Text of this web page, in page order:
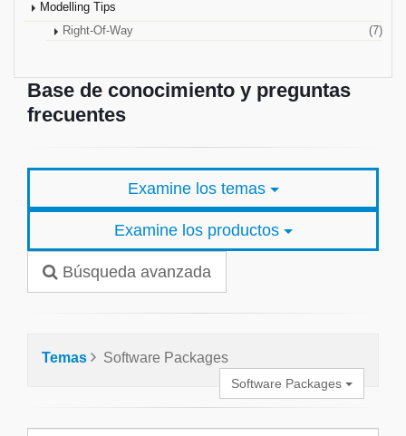
Modelling Tips
Right-Of-Way
(7)
Base de conocimiento y preguntas
frecuentes
Examine los temas
Examine los productos
Búsqueda avanzada
Temas Software Packages
Software Packages